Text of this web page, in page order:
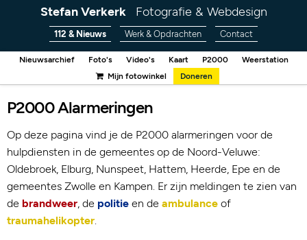
Stefan Verkerk Fotografie & Webdesign
112 & Nieuws Werk & Opdrachten Contact
Nieuwsarchief Foto's Video's Kaart P2000
Weerstation
Mijn fotowinkel
Doneren
P2000 Alarmeringen
Op deze pagina vind je de P2000 alarmeringen voor de
hulpdiensten in de gemeentes op de Noord-Veluwe:
Oldebroek, Elburg, Nunspeet, Hattem, Heerde, Epe en de
gemeentes Zwolle en Kampen. Er zijn meldingen te zien van
de brandweer, de politie en de ambulance of
traumahelikopter.